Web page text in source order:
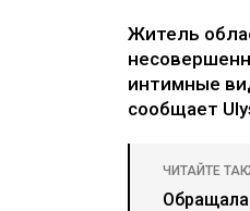
Житель
интимные
сообщает
ЧИТАЙТЕ